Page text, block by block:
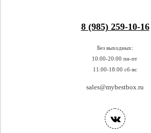
8 (985) 259-10-16
Без выходных:
10:00-20:00 пн-пт
11:00-18:00 сб-вс
sales@mybestbox.ru